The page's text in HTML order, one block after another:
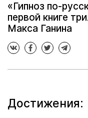
«Гипноз по-
первой книге
Макса Ганина
Достижения: